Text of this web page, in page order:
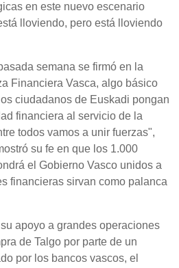
en este nuevo escenario
lloviendo, pero está lloviendo
semana se firmó en la
Financiera Vasca, algo básico
ciudadanos de Euskadi pongan
financiera al servicio de la
todos vamos a unir fuerzas",
su fe en que los 1.000
el Gobierno Vasco unidos a
financieras sirvan como palanca
apoyo a grandes operaciones
de Talgo por parte de un
por los bancos vascos, el